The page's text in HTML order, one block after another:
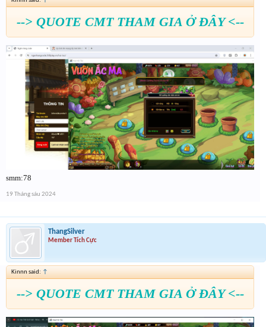
--> QUOTE CMT THAM GIA Ở ĐÂY <--
smm:78
19 Tháng sáu 2024
ThangSilver
Member Tích Cực
Kinnn said: ↑
--> QUOTE CMT THAM GIA Ở ĐÂY <--